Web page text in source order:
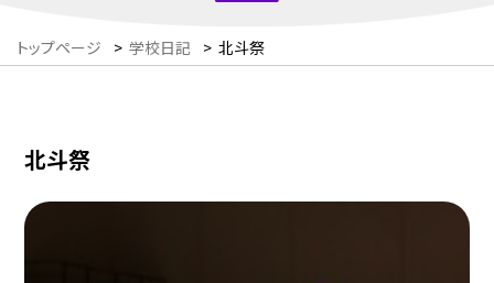
トップページ > 学校日記 > 北斗祭
北斗祭